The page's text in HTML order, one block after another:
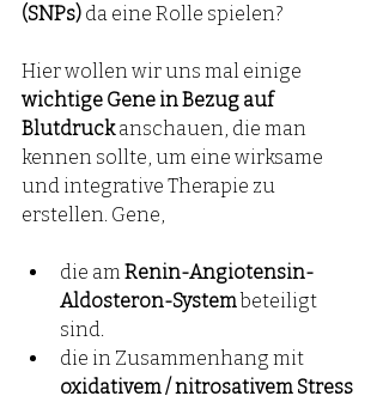
(SNPs) da eine Rolle spielen?
Hier wollen wir uns mal einige
wichtige Gene in Bezug auf
Blutdruck anschauen, die man
kennen sollte, um eine wirksame
und integrative Therapie zu
erstellen. Gene,
die am Renin-Angiotensin-
Aldosteron-System beteiligt
sind.
die in Zusammenhang mit
oxidativem / nitrosativem Stress